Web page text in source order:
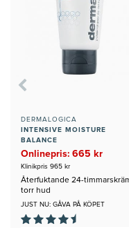
DERMALOGICA
INTENSIVE MOISTURE
BALANCE
Onlinepris: 665 kr
Klinikpris 965 kr
Återfuktande 24-
torr hud
JUST NU: GÅVA PÅ KÖPET